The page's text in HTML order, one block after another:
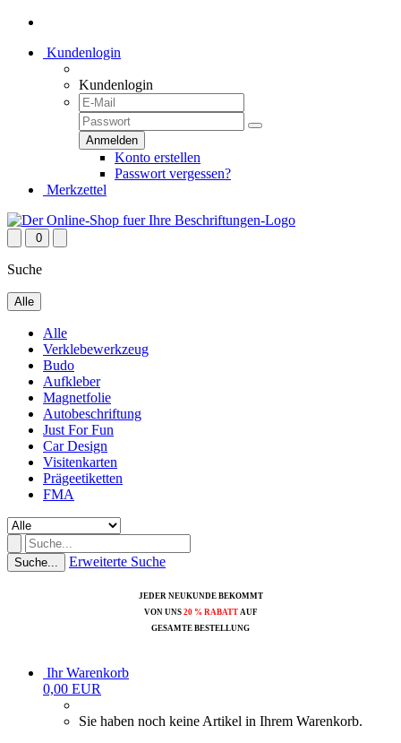
Kundenlogin
Kundenlogin
Konto erstellen
Passwort vergessen?
Merkzettel
0
Suche
Alle
Alle
Verklebewerkzeug
Budo
Aufkleber
Magnetfolie
Autobeschriftung
Just For Fun
Car Design
Visitenkarten
Prägeetiketten
FMA
Suche... Erweiterte Suche
JEDER NEUKUNDE BEKOMMT
VON UNS 20 % RABATTAUF
GESAMTE BESTELLUNG
Ihr Warenkorb
0,00 EUR
Sie haben noch keine Artikel in Ihrem Warenkorb.